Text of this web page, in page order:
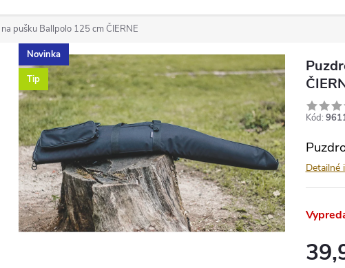
pušku Ballpolo 125 cm ČIERNE
Novinka
Tip
Kód:
Detailné